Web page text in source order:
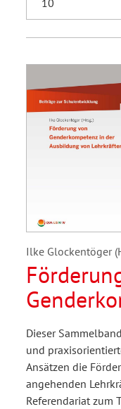
Ilke Glockentöger
Dieser
und
Ansätzen die
angehenden
Referendariat zum